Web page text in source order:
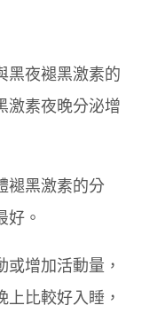
黑夜褪黑激素的
激素夜晚分泌增
褪黑激素的分
好。
或增加活動量，
比較好入睡，